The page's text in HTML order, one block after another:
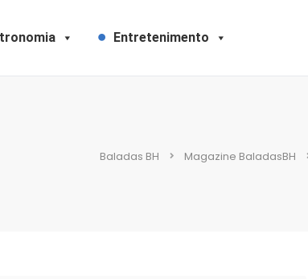
Entretenimento
Baladas BH Magazine BaladasBH